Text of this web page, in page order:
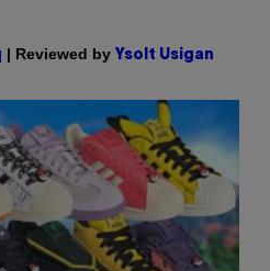
| Reviewed by Ysolt Usigan